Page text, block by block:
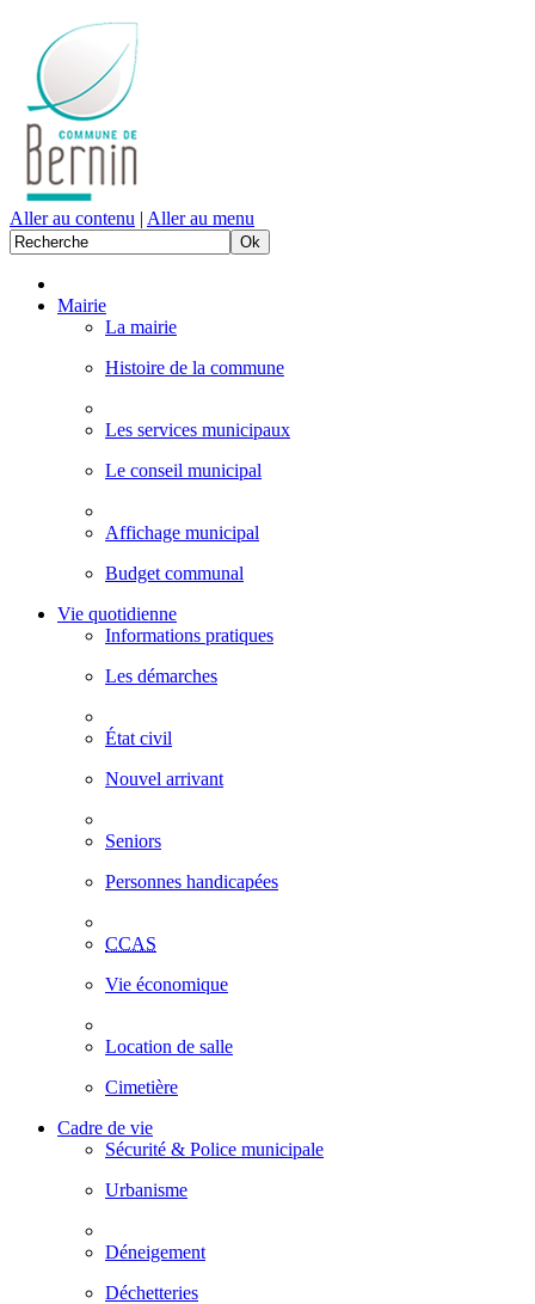
Aller au contenu | Aller au menu
Mairie
La mairie
Histoire de la commune
Les services municipaux
Le conseil municipal
Affichage municipal
Budget communal
Vie quotidienne
Informations pratiques
Les démarches
État civil
Nouvel arrivant
Seniors
Personnes handicapées
CCAS
Vie économique
Location de salle
Cimetière
Cadre de vie
Sécurité & Police municipale
Urbanisme
Déneigement
Déchetteries